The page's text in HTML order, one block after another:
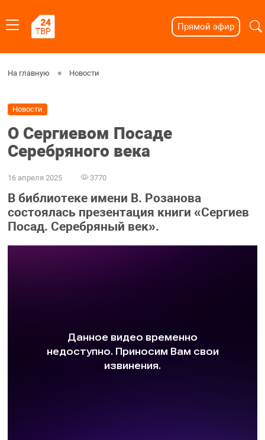
Прямой эфир
На главную Новости
Новости
О Сергиевом Посаде
Серебряного века
16 апреля 2025 3770
В библиотеке имени В. Розанова
состоялась презентация книги «Сергиев
Посад. Серебряный век».